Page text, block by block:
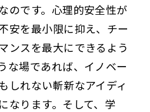
のです。心理的安全性が
安を最小限に抑え、チー
ンスを最大にできるよう
な場であれば、イノベー
しれない斬新なアイディ
なります。そして、学